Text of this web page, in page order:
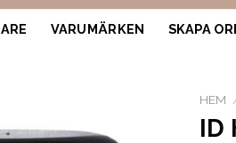
VARUMÄRKEN SKAPA
HEM
ID